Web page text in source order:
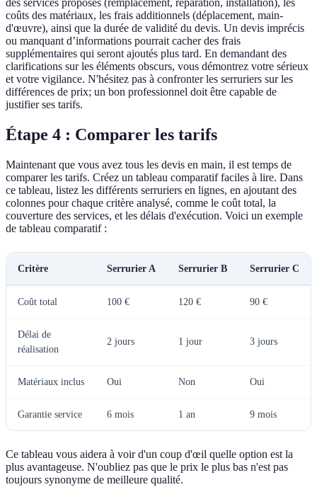
des services proposés (remplacement, réparation, installation), les
coûts des matériaux, les frais additionnels (déplacement, main-
d'œuvre), ainsi que la durée de validité du devis. Un devis imprécis
ou manquant d’informations pourrait cacher des frais
supplémentaires qui seront ajoutés plus tard. En demandant des
clarifications sur les éléments obscurs, vous démontrez votre sérieux
et votre vigilance. N'hésitez pas à confronter les serruriers sur les
différences de prix; un bon professionnel doit être capable de
justifier ses tarifs.
Étape 4 : Comparer les tarifs
Maintenant que vous avez tous les devis en main, il est temps de
comparer les tarifs. Créez un tableau comparatif faciles à lire. Dans
ce tableau, listez les différents serruriers en lignes, en ajoutant des
colonnes pour chaque critère analysé, comme le coût total, la
couverture des services, et les délais d'exécution. Voici un exemple
de tableau comparatif :
Critère Serrurier A Serrurier B Serrurier C
Coût total 100 € 120 € 90 €
Délai de
réalisation
2 jours 1 jour 3 jours
Matériaux inclus Oui Non Oui
Garantie service 6 mois 1 an 9 mois
Ce tableau vous aidera à voir d'un coup d'œil quelle option est la
plus avantageuse. N'oubliez pas que le prix le plus bas n'est pas
toujours synonyme de meilleure qualité.